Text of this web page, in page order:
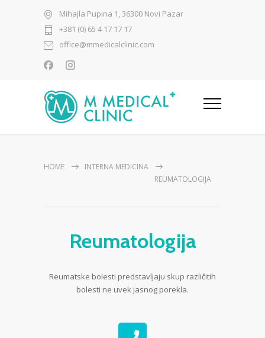
Mihajla Pupina 1, 36300 Novi Pazar
+381 (0) 65 4 17 17 17
office@mmedicalclinic.com
HOME
INTERNA MEDICINA
REUMATOLOGIJA
Reumatologija
Reumatske bolesti predstavljaju skup različitih
bolesti ne uvek jasnog porekla.